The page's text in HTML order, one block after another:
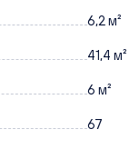
6,2 м²
41,4 м²
6 м²
67